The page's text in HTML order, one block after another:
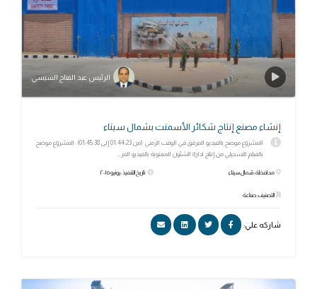
الرئيس عبد الفتاح السيسي
إنشاء مصنع إنتاج شكائر الأسمنت بشمال سيناء
المشروع موضح بالفيديو المرفق في الوقت الزمني (من 01:44:23 إلى 01:45:38). المشروع موضح
بالفيلم التسجيلي من إنتاج ادارة الشئون المعنوية بالفيديو المر...
محافظة: شمال سيناء
التصنيف: صناعة
تاريخ التنفيذ: يونيو ٢٠١٥
شاركه علي: